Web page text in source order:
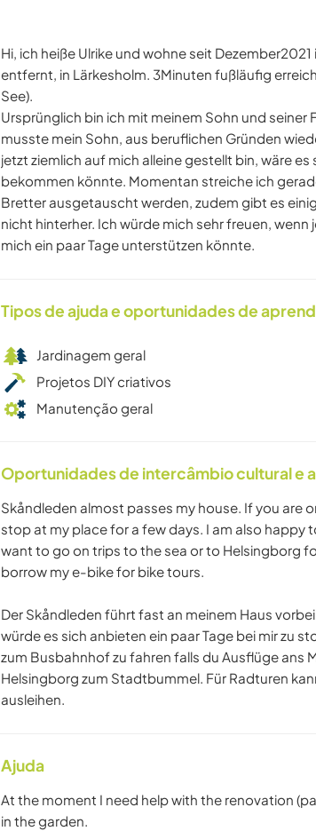
Hi, ich heiße Ulrike und wohne seit
entfernt, in Lärkesholm. 3Minuten fußläufig
See).
Ursprünglich bin ich mit meinem Sohn und seiner
musste mein Sohn, aus beruflichen Gründen
jetzt ziemlich auf mich alleine gestellt bin, wäre
bekommen könnte. Momentan streiche ich
Bretter ausgetauscht werden, zudem gibt es
nicht hinterher. Ich würde mich sehr freuen,
mich ein paar Tage unterstützen könnte.
Tipos de ajuda e oportunidades de
Jardinagem geral
Projetos DIY criativos
Manutenção geral
Oportunidades de intercâmbio cultural e
Skåndleden almost passes my house. If you are
stop at my place for a few days. I am also happy
want to go on trips to the sea or to Helsingborg
borrow my e-bike for bike tours.
Der Skåndleden führt fast an meinem Haus
würde es sich anbieten ein paar Tage bei mir zu
zum Busbahnhof zu fahren falls du Ausflüge ans
Helsingborg zum Stadtbummel. Für Radturen
ausleihen.
Ajuda
At the moment I need help with the renovation
in the garden.